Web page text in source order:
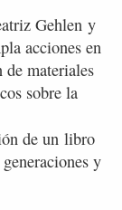
Gehlen y
acciones en
de materiales
sobre la
de un libro
y